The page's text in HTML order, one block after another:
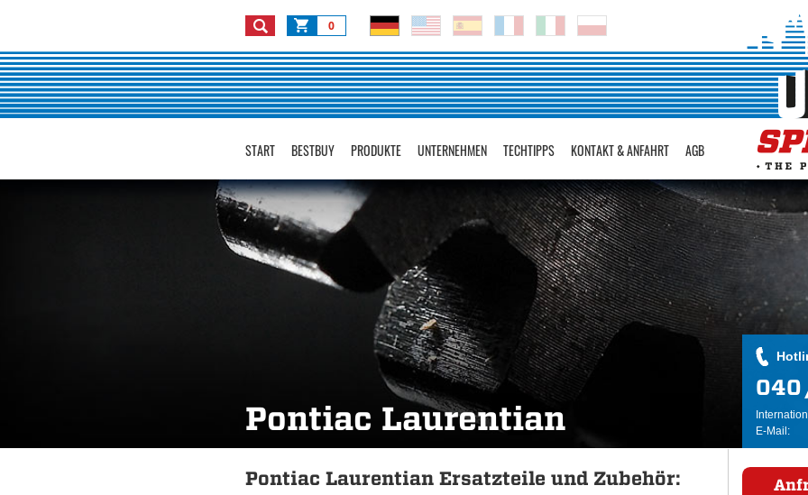
0
START BESTBUY PRODUKTE UNTERNEHMEN TECHTIPPS KONTAKT & ANFAHRT AGB
Pontiac Laurentian
040
E-Mail:
Pontiac Laurentian Ersatzteile und Zubehör: